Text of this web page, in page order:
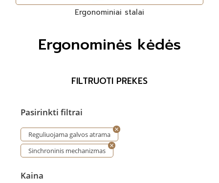
Ergonominiai stalai
Ergonominės kėdės
FILTRUOTI PREKES
Pasirinkti filtrai
Reguliuojama galvos atrama
Sinchroninis mechanizmas
Kaina